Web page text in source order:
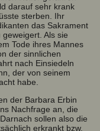
darauf sehr krank
sterben. Ihr
das Sakrament
Als sie
Tode ihres Mannes
der sinnlichen
nach Einsiedeln
der von seinem
habe.
der Barbara Erbin
Nachfrage an, die
sollen also die
erkrankt bzw.